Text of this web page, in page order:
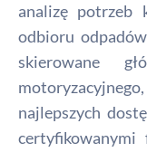
analizę potrzeb
odbioru
skierowane
najlepszych
certyfikowanymi